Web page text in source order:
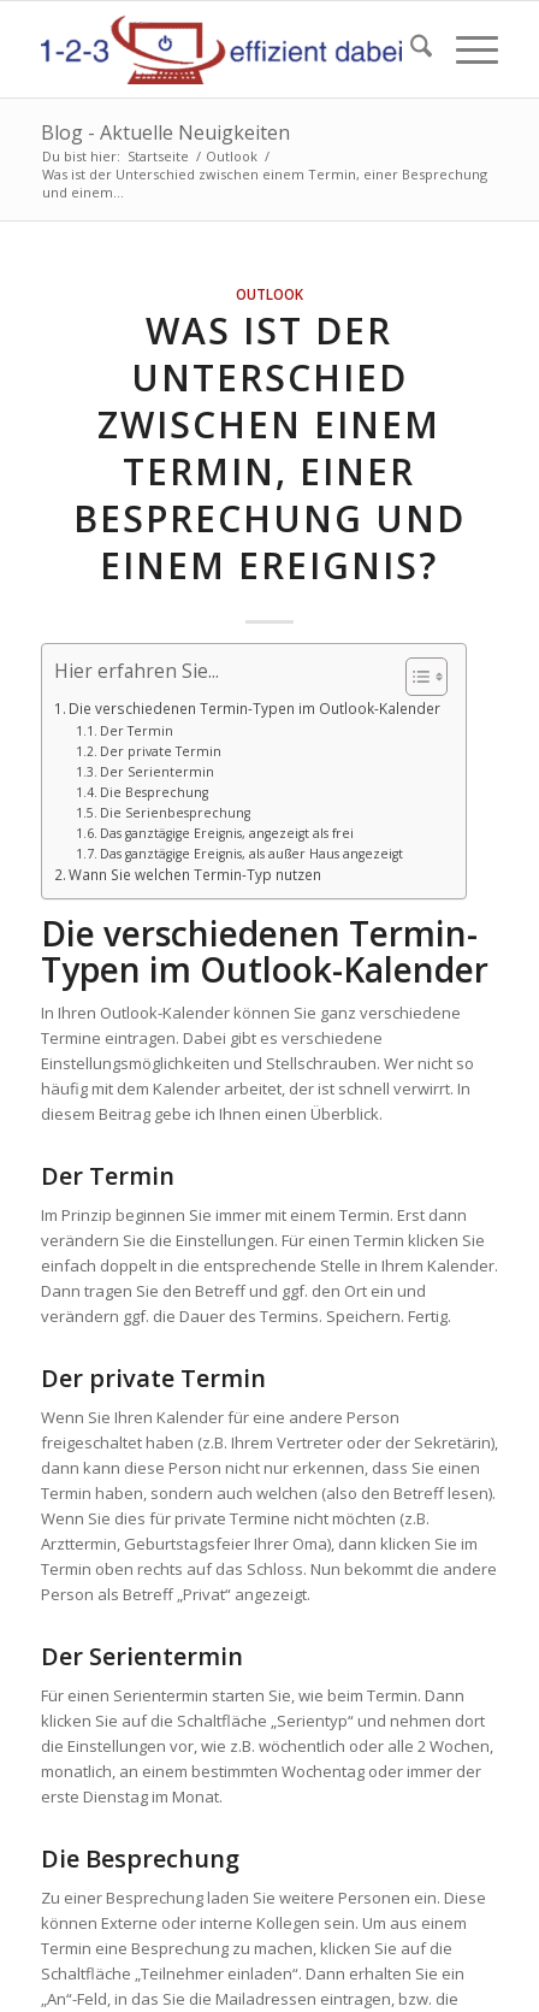
Blog - Aktuelle Neuigkeiten
Du bist hier: Startseite / Outlook /
Was ist der Unterschied zwischen einem Termin, einer Besprechung
und einem...
OUTLOOK
WAS IST DER
UNTERSCHIED
ZWISCHEN EINEM
TERMIN, EINER
BESPRECHUNG UND
EINEM EREIGNIS?
Hier erfahren Sie...
Die verschiedenen Termin-Typen im Outlook-Kalender
Der Termin
Der private Termin
Der Serientermin
Die Besprechung
Die Serienbesprechung
Das ganztägige Ereignis, angezeigt als frei
Das ganztägige Ereignis, als außer Haus angezeigt
Wann Sie welchen Termin-Typ nutzen
Die verschiedenen Termin-
Typen im Outlook-Kalender
In Ihren Outlook-Kalender können Sie ganz verschiedene
Termine eintragen. Dabei gibt es verschiedene
Einstellungsmöglichkeiten und Stellschrauben. Wer nicht so
häufig mit dem Kalender arbeitet, der ist schnell verwirrt. In
diesem Beitrag gebe ich Ihnen einen Überblick.
Der Termin
Im Prinzip beginnen Sie immer mit einem Termin. Erst dann
verändern Sie die Einstellungen. Für einen Termin klicken Sie
einfach doppelt in die entsprechende Stelle in Ihrem Kalender.
Dann tragen Sie den Betreff und ggf. den Ort ein und
verändern ggf. die Dauer des Termins. Speichern. Fertig.
Der private Termin
Wenn Sie Ihren Kalender für eine andere Person
freigeschaltet haben (z.B. Ihrem Vertreter oder der Sekretärin),
dann kann diese Person nicht nur erkennen, dass Sie einen
Termin haben, sondern auch welchen (also den Betreff lesen).
Wenn Sie dies für private Termine nicht möchten (z.B.
Arzttermin, Geburtstagsfeier Ihrer Oma), dann klicken Sie im
Termin oben rechts auf das Schloss. Nun bekommt die andere
Person als Betreff „Privat“ angezeigt.
Der Serientermin
Für einen Serientermin starten Sie, wie beim Termin. Dann
klicken Sie auf die Schaltfläche „Serientyp“ und nehmen dort
die Einstellungen vor, wie z.B. wöchentlich oder alle 2 Wochen,
monatlich, an einem bestimmten Wochentag oder immer der
erste Dienstag im Monat.
Die Besprechung
Zu einer Besprechung laden Sie weitere Personen ein. Diese
können Externe oder interne Kollegen sein. Um aus einem
Termin eine Besprechung zu machen, klicken Sie auf die
Schaltfläche „Teilnehmer einladen“. Dann erhalten Sie ein
„An“-Feld, in das Sie die Mailadressen eintragen, bzw. die